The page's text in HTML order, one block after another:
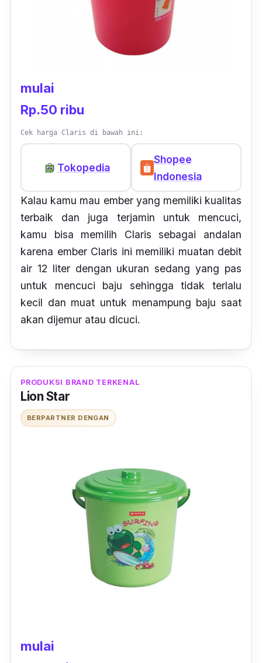
mulai
Rp.50 ribu
Cek harga Claris di bawah ini:
Tokopedia
Shopee
Indonesia
Kalau kamu mau ember yang memiliki kualitas
terbaik dan juga terjamin untuk mencuci,
kamu bisa memilih Claris sebagai andalan
karena ember Claris ini memiliki muatan debit
air 12 liter dengan ukuran sedang yang pas
untuk mencuci baju sehingga tidak terlalu
kecil dan muat untuk menampung baju saat
akan dijemur atau dicuci.
PRODUKSI BRAND TERKENAL
Lion Star
BERPARTNER DENGAN
mulai